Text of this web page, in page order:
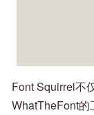
Font Squirrel不
WhatTheFont